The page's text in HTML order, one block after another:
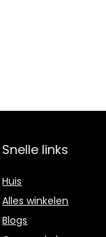
Snelle links
Huis
Alles winkelen
Blogs